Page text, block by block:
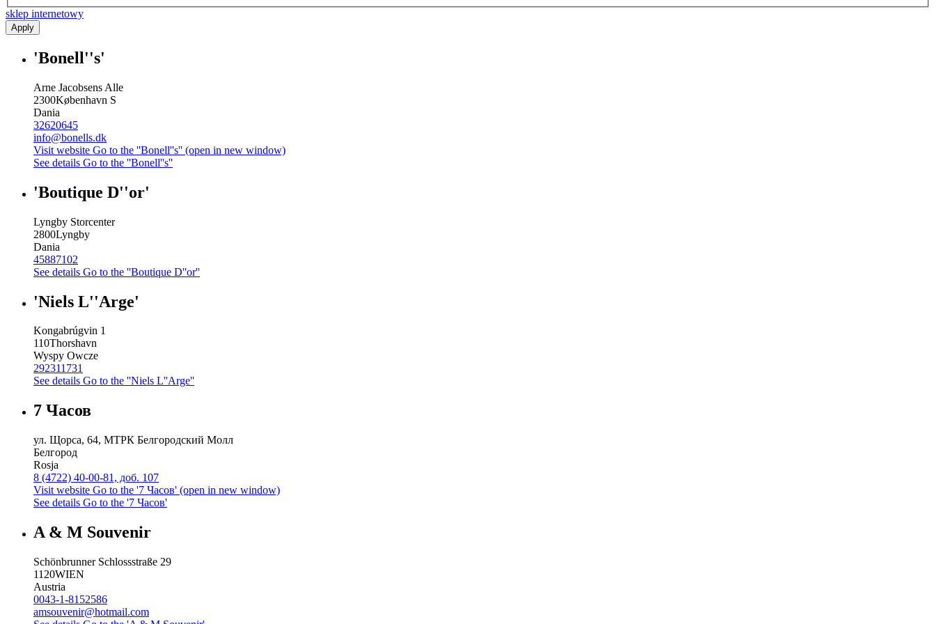
sklep internetowy
Apply
'Bonell''s'
Arne Jacobsens Alle
2300København S
Dania
32620645
info@bonells.dk
Visit website Go to the ''Bonell''s'' (open in new window)
See details Go to the ''Bonell''s''
'Boutique D''or'
Lyngby Storcenter
2800Lyngby
Dania
45887102
See details Go to the ''Boutique D''or''
'Niels L''Arge'
Kongabrúgvin 1
110Thorshavn
Wyspy Owcze
292311731
See details Go to the ''Niels L''Arge''
7 Часов
ул. Щорса, 64, МТРК Белгородский Молл
Белгород
Rosja
8 (4722) 40-00-81, доб. 107
Visit website Go to the '7 Часов' (open in new window)
See details Go to the '7 Часов'
A & M Souvenir
Schönbrunner Schlossstraße 29
1120WIEN
Austria
0043-1-8152586
amsouvenir@hotmail.com